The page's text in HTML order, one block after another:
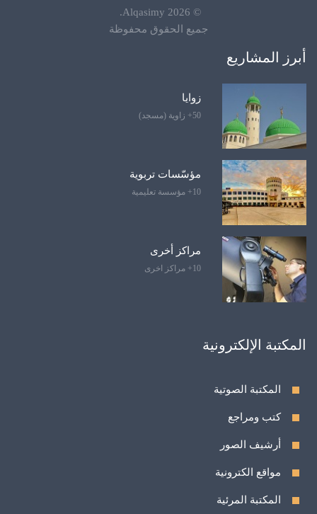
©
2026
Alqasimy
.
جميع الحقوق محفوظة
أبرز المشاريع
زوايا
50+ زاوية (مسجد)
مؤسّسات تربوية
10+ مؤسسة تعليمية
مراكز أخرى
10+ مراكز اخرى
المكتبة الإلكترونية
المكتبة الصوتية
كتب ومراجع
أرشيف الصور
مواقع الكترونية
المكتبة المرئية